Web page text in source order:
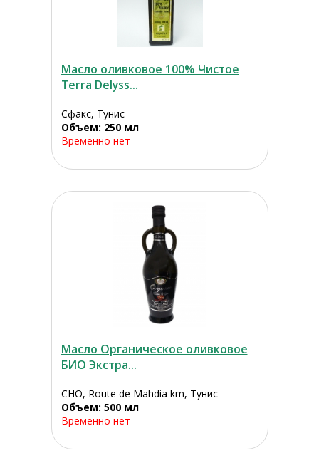
Масло оливковое 100% Чистое
Terra Delyss...
Сфакс, Тунис
Объем: 250 мл
Временно нет
Масло Органическое оливковое
БИО Экстра...
CHO, Route de Mahdia km, Тунис
Объем: 500 мл
Временно нет